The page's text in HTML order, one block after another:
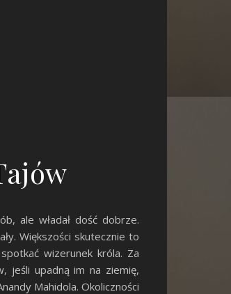
ale władał dość dobrze.
Większości skutecznie to
wizerunek króla. Za
jeśli upadną im na ziemię,
Mahidola. Okoliczności